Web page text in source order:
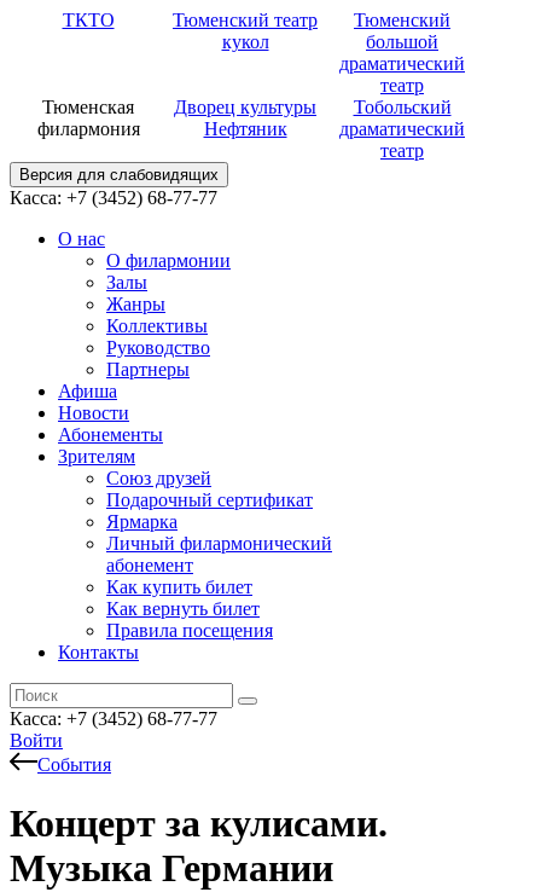
ТКТО
Тюменский театр
кукол
Тюменский
большой
драматический
театр
Тюменская
филармония
Дворец культуры
Нефтяник
Тобольский
драматический
театр
Версия для слабовидящих
Касса: +7 (3452) 68-77-77
О нас
О филармонии
Залы
Жанры
Коллективы
Руководство
Партнеры
Афиша
Новости
Абонементы
Зрителям
Союз друзей
Подарочный сертификат
Ярмарка
Личный филармонический
абонемент
Как купить билет
Как вернуть билет
Правила посещения
Контакты
Касса: +7 (3452) 68-77-77
Войти
События
Концерт за кулисами.
Музыка Германии